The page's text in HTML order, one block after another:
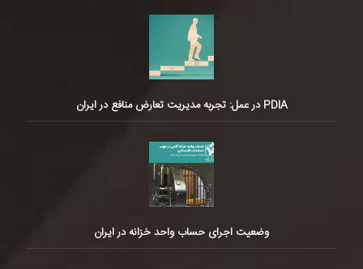
PDIA در عمل: تجربه مدیریت تعارض منافع در ایران
وضعیت اجرای حساب واحد خزانه در ایران